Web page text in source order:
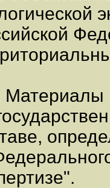
Материалы